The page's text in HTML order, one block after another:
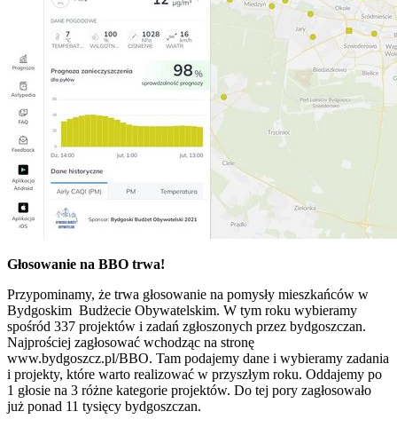
Głosowanie na BBO trwa!
Przypominamy, że trwa głosowanie na pomysły mieszkańców w
Bydgoskim Budżecie Obywatelskim. W tym roku wybieramy
spośród 337 projektów i zadań zgłoszonych przez bydgoszczan.
Najprościej zagłosować wchodząc na stronę
www.bydgoszcz.pl/BBO. Tam podajemy dane i wybieramy zadania
i projekty, które warto realizować w przyszłym roku. Oddajemy po
1 głosie na 3 różne kategorie projektów. Do tej pory zagłosowało
już ponad 11 tysięcy bydgoszczan.